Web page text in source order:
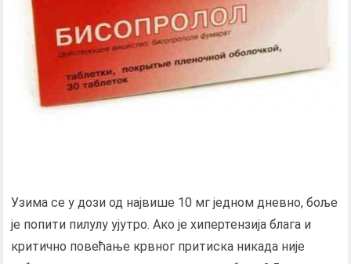
Узима се у дози од највише 10 мг једном дневно, боље
је попити пилулу ујутро. Ако је хипертензија блага и
критично повећање крвног притиска никада није